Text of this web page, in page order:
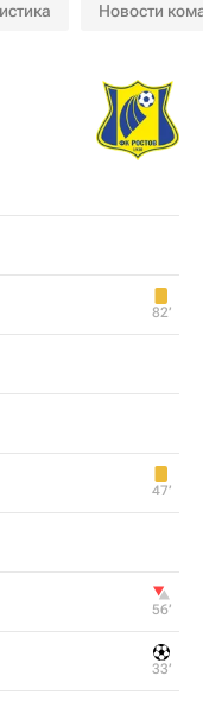
Новости
82‎’‎
47‎’‎
56‎’‎
33‎’‎